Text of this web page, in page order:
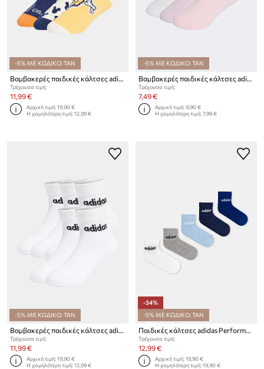
-5% ΜΕ ΚΩΔΙΚΟ: TAN
Βαμβακερές παιδικές κάλτσες adidas Performance 3-pack
Τρέχουσα τιμή:
11,99 €
Αρχική τιμή:19,90 €
Η χαμηλότερη τιμή:12,99 €
-5% ΜΕ ΚΩΔΙΚΟ: TAN
Βαμβακερές παιδικές κάλτσες adidas Performance 3-pack
Τρέχουσα τιμή:
7,49 €
Αρχική τιμή:9,90 €
Η χαμηλότερη τιμή:7,99 €
-5% ΜΕ ΚΩΔΙΚΟ: TAN
Βαμβακερές παιδικές κάλτσες adidas Performance 5-pack
Τρέχουσα τιμή:
11,99 €
Αρχική τιμή:19,90 €
Η χαμηλότερη τιμή:12,99 €
-34%
-5% ΜΕ ΚΩΔΙΚΟ: TAN
Παιδικές κάλτσες adidas Performance 5-pack
Τρέχουσα τιμή:
12,99 €
Αρχική τιμή:19,90 €
Η χαμηλότερη τιμή:19,90 €